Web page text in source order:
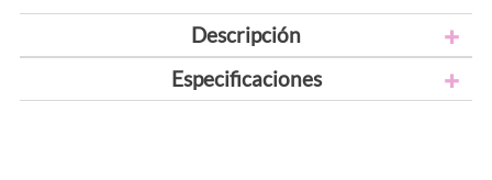
Descripción
Especificaciones